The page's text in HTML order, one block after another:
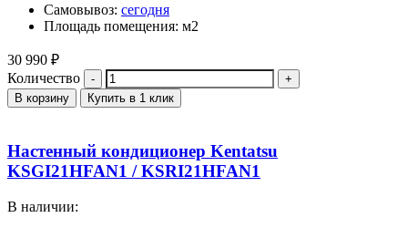
Самовывоз: сегодня
Площадь помещения: м2
30 990 ₽
Количество
В корзину Купить в 1 клик
Настенный кондиционер Kentatsu
KSGI21HFAN1 / KSRI21HFAN1
В наличии: